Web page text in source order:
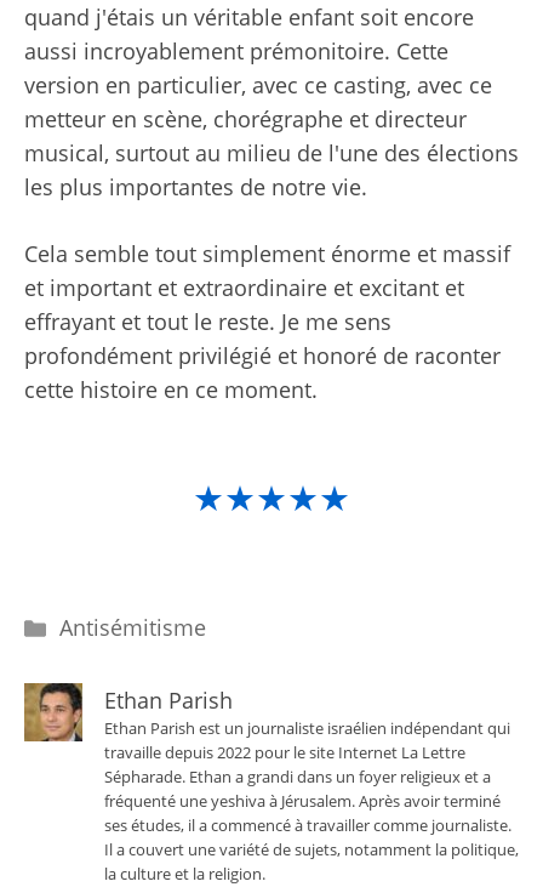
quand j'étais un véritable enfant soit encore
aussi incroyablement prémonitoire. Cette
version en particulier, avec ce casting, avec ce
metteur en scène, chorégraphe et directeur
musical, surtout au milieu de l'une des élections
les plus importantes de notre vie.
Cela semble tout simplement énorme et massif
et important et extraordinaire et excitant et
effrayant et tout le reste. Je me sens
profondément privilégié et honoré de raconter
cette histoire en ce moment.
★★★★★
Catégories
Antisémitisme
Ethan Parish
Ethan Parish est un journaliste israélien indépendant qui
travaille depuis 2022 pour le site Internet La Lettre
Sépharade. Ethan a grandi dans un foyer religieux et a
fréquenté une yeshiva à Jérusalem. Après avoir terminé
ses études, il a commencé à travailler comme journaliste.
Il a couvert une variété de sujets, notamment la politique,
la culture et la religion.